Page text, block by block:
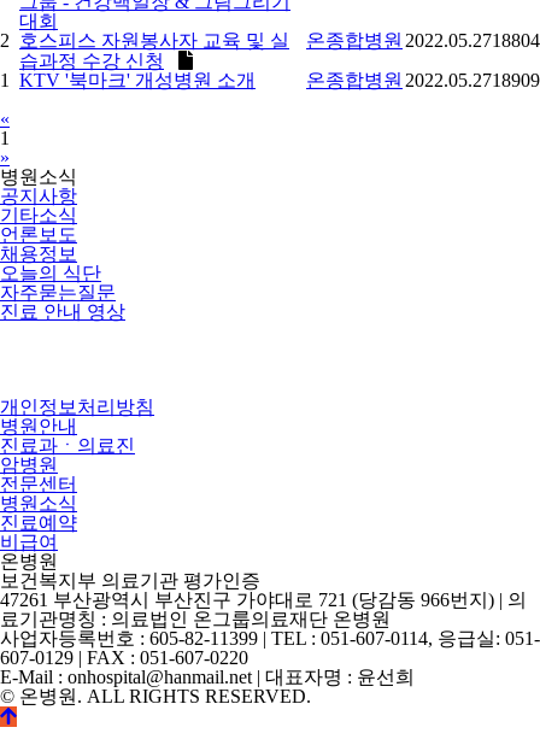
대회
2 호스피스 자원봉사자 교육 및 실
습과정 수강 신청
온종합병원 2022.05.2718804
1
KTV '북마크' 개성병원 소개 온종합병원 2022.05.2718909
«
1
»
병원소식
공지사항
기타소식
언론보도
채용정보
오늘의 식단
자주묻는질문
진료 안내 영상
개인정보처리방침
병원안내
진료과ㆍ의료진
암병원
전문센터
병원소식
진료예약
비급여
온병원
보건복지부 의료기관 평가인증
47261 부산광역시 부산진구 가야대로 721 (당감동 966번지) | 의
료기관명칭 : 의료법인 온그룹의료재단 온병원
사업자등록번호 : 605-82-11399 | TEL : 051-607-0114, 응급실: 051-
607-0129 | FAX : 051-607-0220
E-Mail : onhospital@hanmail.net | 대표자명 : 윤선희
© 온병원. ALL RIGHTS RESERVED.
©
k2s0o2d0e0s1i0g1n.